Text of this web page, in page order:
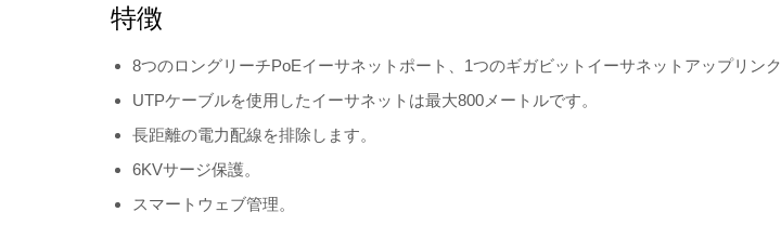
特徴
8つのロングリーチPoEイーサネットポート、1つのギガビットイーサネットアップリンク
UTPケーブルを使用したイーサネットは最大800メートルです。
長距離の電力配線を排除します。
6KVサージ保護。
スマートウェブ管理。